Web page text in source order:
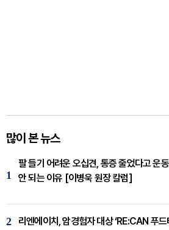
많이 본 뉴스
1
팔 들기 어려운 오십견, 통증 줄었다고 운
안 되는 이유 [이병욱 원장 칼럼]
2 리엔에이치, 암경험자 대상 ‘RE:CAN 푸드